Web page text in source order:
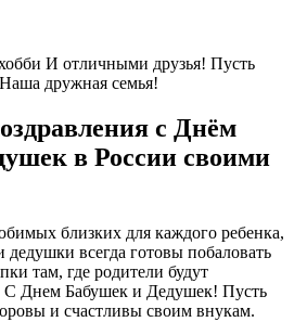
И отличными друзья! Пусть
Наша дружная семья!
с Днём
в России своими
близких для каждого ребенка,
всегда готовы побаловать
там, где родители будут
С Днем Бабушек и Дедушек! Пусть
и счастливы своим внукам.